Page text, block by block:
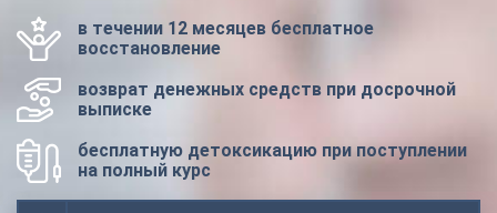
в течении 12 месяцев бесплатное
восстановление
возврат денежных средств при досрочной
выписке
бесплатную детоксикацию при поступлении
на полный курс